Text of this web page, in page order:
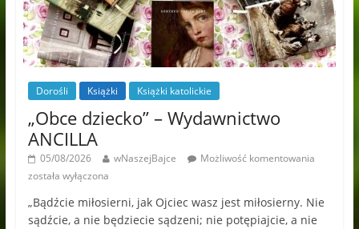
Dorośli Książki Książki katolickie
„Obce dziecko” – Wydawnictwo
ANCILLA
05/08/2026 wNaszejBajce
Możliwość komentowania
została wyłączona
„Bądźcie miłosierni, jak Ojciec wasz jest miłosierny. Nie
sądźcie, a nie będziecie sądzeni; nie potępiajcie, a nie